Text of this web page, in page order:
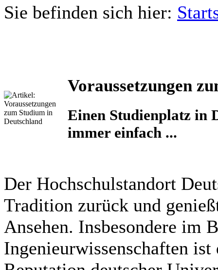
Sie befinden sich hier:
Voraussetzungen
Einen Studienplatz in
immer einfach ...
Der Hochschulstandort
Tradition zurück und
Ansehen. Insbesondere im
Ingenieurwissenschaften